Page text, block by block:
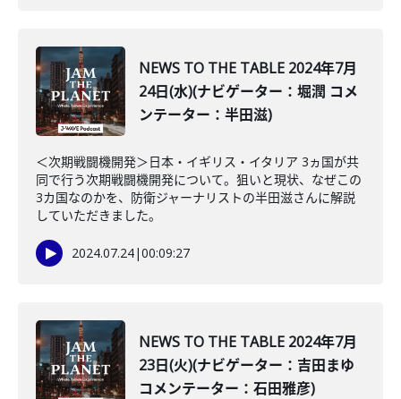
NEWS TO THE TABLE 2024年7月
24日(水)(ナビゲーター：堀潤 コメ
ンテーター：半田滋)
＜次期戦闘機開発＞日本・イギリス・イタリア 3ヵ国が共
同で行う次期戦闘機開発について。狙いと現状、なぜこの
3カ国なのかを、防衛ジャーナリストの半田滋さんに解説
していただきました。
2024.07.24|00:09:27
NEWS TO THE TABLE 2024年7月
23日(火)(ナビゲーター：吉田まゆ
コメンテーター：石田雅彦)